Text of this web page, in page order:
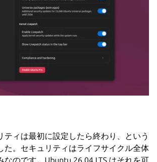
ティは最初に設定したら終わり、という
た。セキュリティはライフサイクル全体
なのです。Ubuntu 26.04 LTS はそれを可